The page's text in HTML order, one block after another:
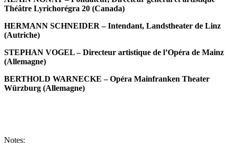
Théâtre Lyrichorégra 20 (Canada)
HERMANN SCHNEIDER – Intendant, Landstheater de Linz
(Autriche)
STEPHAN VOGEL – Directeur artistique de l’Opéra de Mainz
(Allemagne)
BERTHOLD WARNECKE – Opéra Mainfranken Theater
Würzburg (Allemagne)
Notes: